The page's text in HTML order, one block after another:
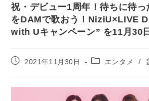
祝・デビュー1周年！待ちに待
をDAMで歌おう！NiziU×LIVE
with Uキャンペーン” を11月30
投
開
2021年11月30日
投
テ
ゴ
エンタメ /